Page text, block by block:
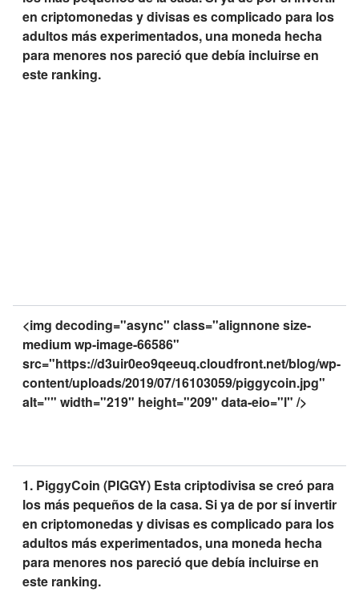
en criptomonedas y divisas es complicado para los
adultos más experimentados, una moneda hecha
para menores nos pareció que debía incluirse en
este ranking.
<img decoding="async" class="alignnone size-
medium wp-image-66586"
src="https://d3uir0eo9qeeuq.cloudfront.net/blog/wp-
content/uploads/2019/07/16103059/piggycoin.jpg"
alt="" width="219" height="209" data-eio="l" />
1. PiggyCoin (PIGGY) Esta criptodivisa se creó para
los más pequeños de la casa. Si ya de por sí invertir
en criptomonedas y divisas es complicado para los
adultos más experimentados, una moneda hecha
para menores nos pareció que debía incluirse en
este ranking.